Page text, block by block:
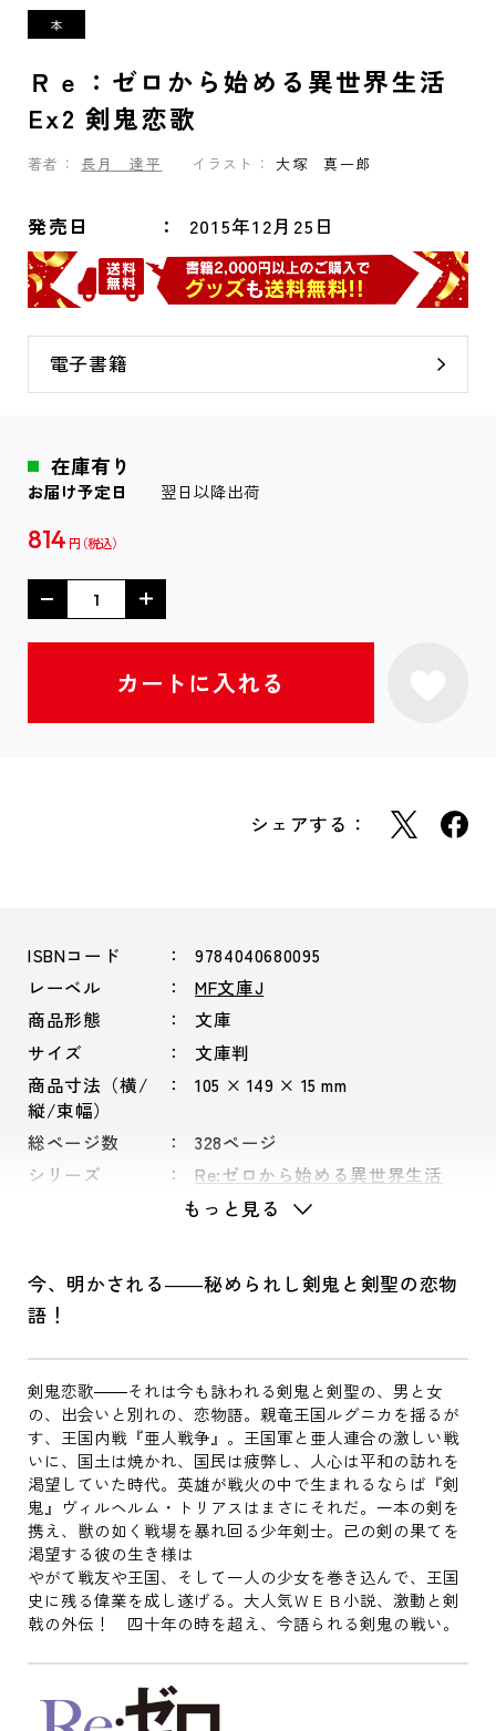
Ｒｅ：ゼロから始める異世界生活
Ex2 剣鬼恋歌
著者： 長月 達平 イラスト： 大塚 真一郎
発売日 2015年12月25日
電子書籍
在庫有り
お届け予定日 翌日以降出荷
814 円
シェアする：
ISBNコード
9784040680095
レーベル
MF文庫J
商品形態
文庫
サイズ
文庫判
商品寸法（横/
縦/束幅）
105 × 149 × 15 mm
総ページ数
328ページ
シリーズ
Re:ゼロから始める異世界生活
もっと見る
今、明かされる――秘められし剣鬼と剣聖の恋物
語！
剣鬼恋歌――それは今も詠われる剣鬼と剣聖の、男と女
の、出会いと別れの、恋物語。親竜王国ルグニカを揺るが
す、王国内戦『亜人戦争』。王国軍と亜人連合の激しい戦
いに、国土は焼かれ、国民は疲弊し、人心は平和の訪れを
渇望していた時代。英雄が戦火の中で生まれるならば『剣
鬼』ヴィルヘルム・トリアスはまさにそれだ。一本の剣を
携え、獣の如く戦場を暴れ回る少年剣士。己の剣の果てを
渇望する彼の生き様は
やがて戦友や王国、そして一人の少女を巻き込んで、王国
史に残る偉業を成し遂げる。大人気ＷＥＢ小説、激動と剣
戟の外伝！ 四十年の時を超え、今語られる剣鬼の戦い。